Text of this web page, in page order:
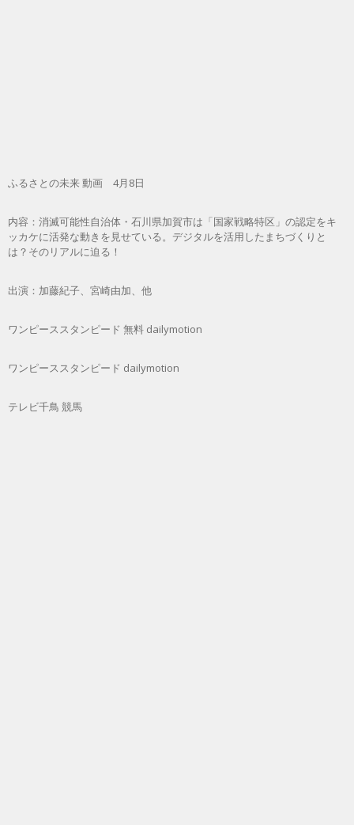
ふるさとの未来 動画 4月8日
内容：消滅可能性自治体・石川県加賀市は「国家戦略特区」の認定をキ
ッカケに活発な動きを見せている。デジタルを活用したまちづくりと
は？そのリアルに迫る！
出演：加藤紀子、宮崎由加、他
ワンピーススタンピード 無料 dailymotion
ワンピーススタンピード dailymotion
テレビ千鳥 競馬